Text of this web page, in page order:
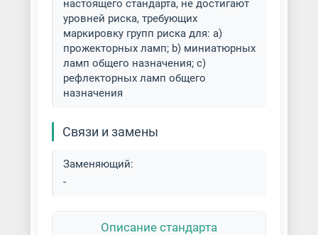
настоящего стандарта, не достигают
уровней риска, требующих
маркировку групп риска для: а)
прожекторных ламп; b) миниатюрных
ламп общего назначения; с)
рефлекторных ламп общего
назначения
Связи и замены
Заменяющий:
-
Описание стандарта